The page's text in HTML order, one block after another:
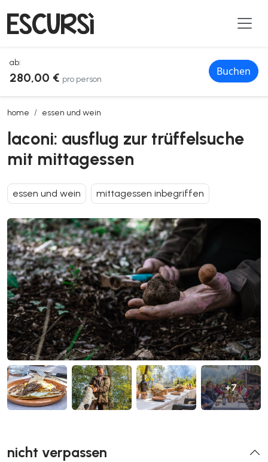
ab:
280,00 € pro person
Buchen
home essen und wein
laconi: ausflug zur trüffelsuche mit mittagessen
laconi: ausflug zur trüffelsuche
mit mittagessen
essen und wein mittagessen inbegriffen
+7
nicht verpassen